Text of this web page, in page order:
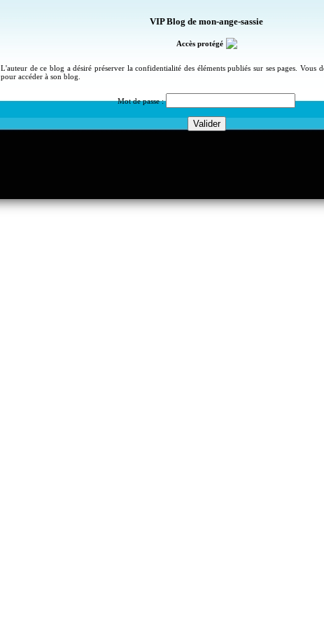
VIP Blog de mon-ange-sassie
Accès protégé
L'auteur de ce blog a désiré préserver la confidentialité des éléments publiés sur ses pages. Vous
pour accéder à son blog.
Mot de passe :